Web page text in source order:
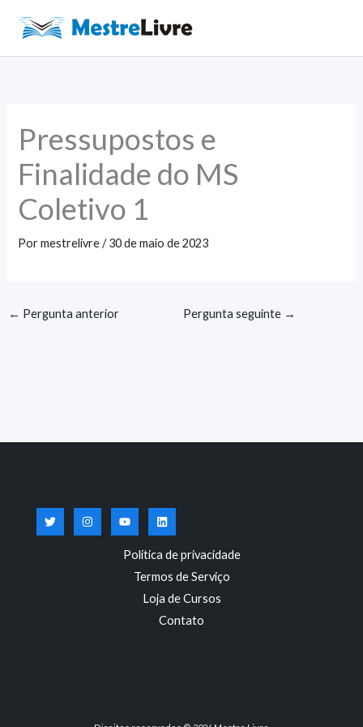
para
o
Pressupostos e
Finalidade do MS
Coletivo 1
Pormestrelivre/30 de maio de 2023
← Pergunta anterior Pergunta seguinte →
Política de privacidade
Termos de Serviço
Loja de Cursos
Contato